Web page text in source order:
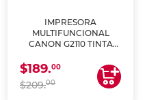
IMPRESORA
MULTIFUNCIONAL
CANON G2110 TINTA
$189.00
$209.00